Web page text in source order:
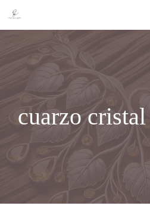
contenido
cuarzo cristal